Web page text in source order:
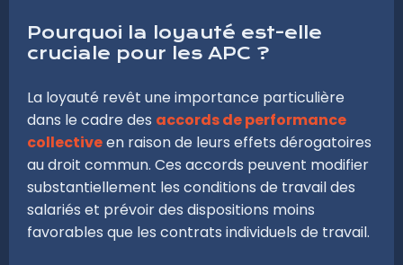
Pourquoi la loyauté est-elle
cruciale pour les APC ?
La loyauté revêt une importance particulière
dans le cadre des accords de performance
collectiveen raison de leurs effets dérogatoires
au droit commun. Ces accords peuvent modifier
substantiellement les conditions de travail des
salariés et prévoir des dispositions moins
favorables que les contrats individuels de travail.